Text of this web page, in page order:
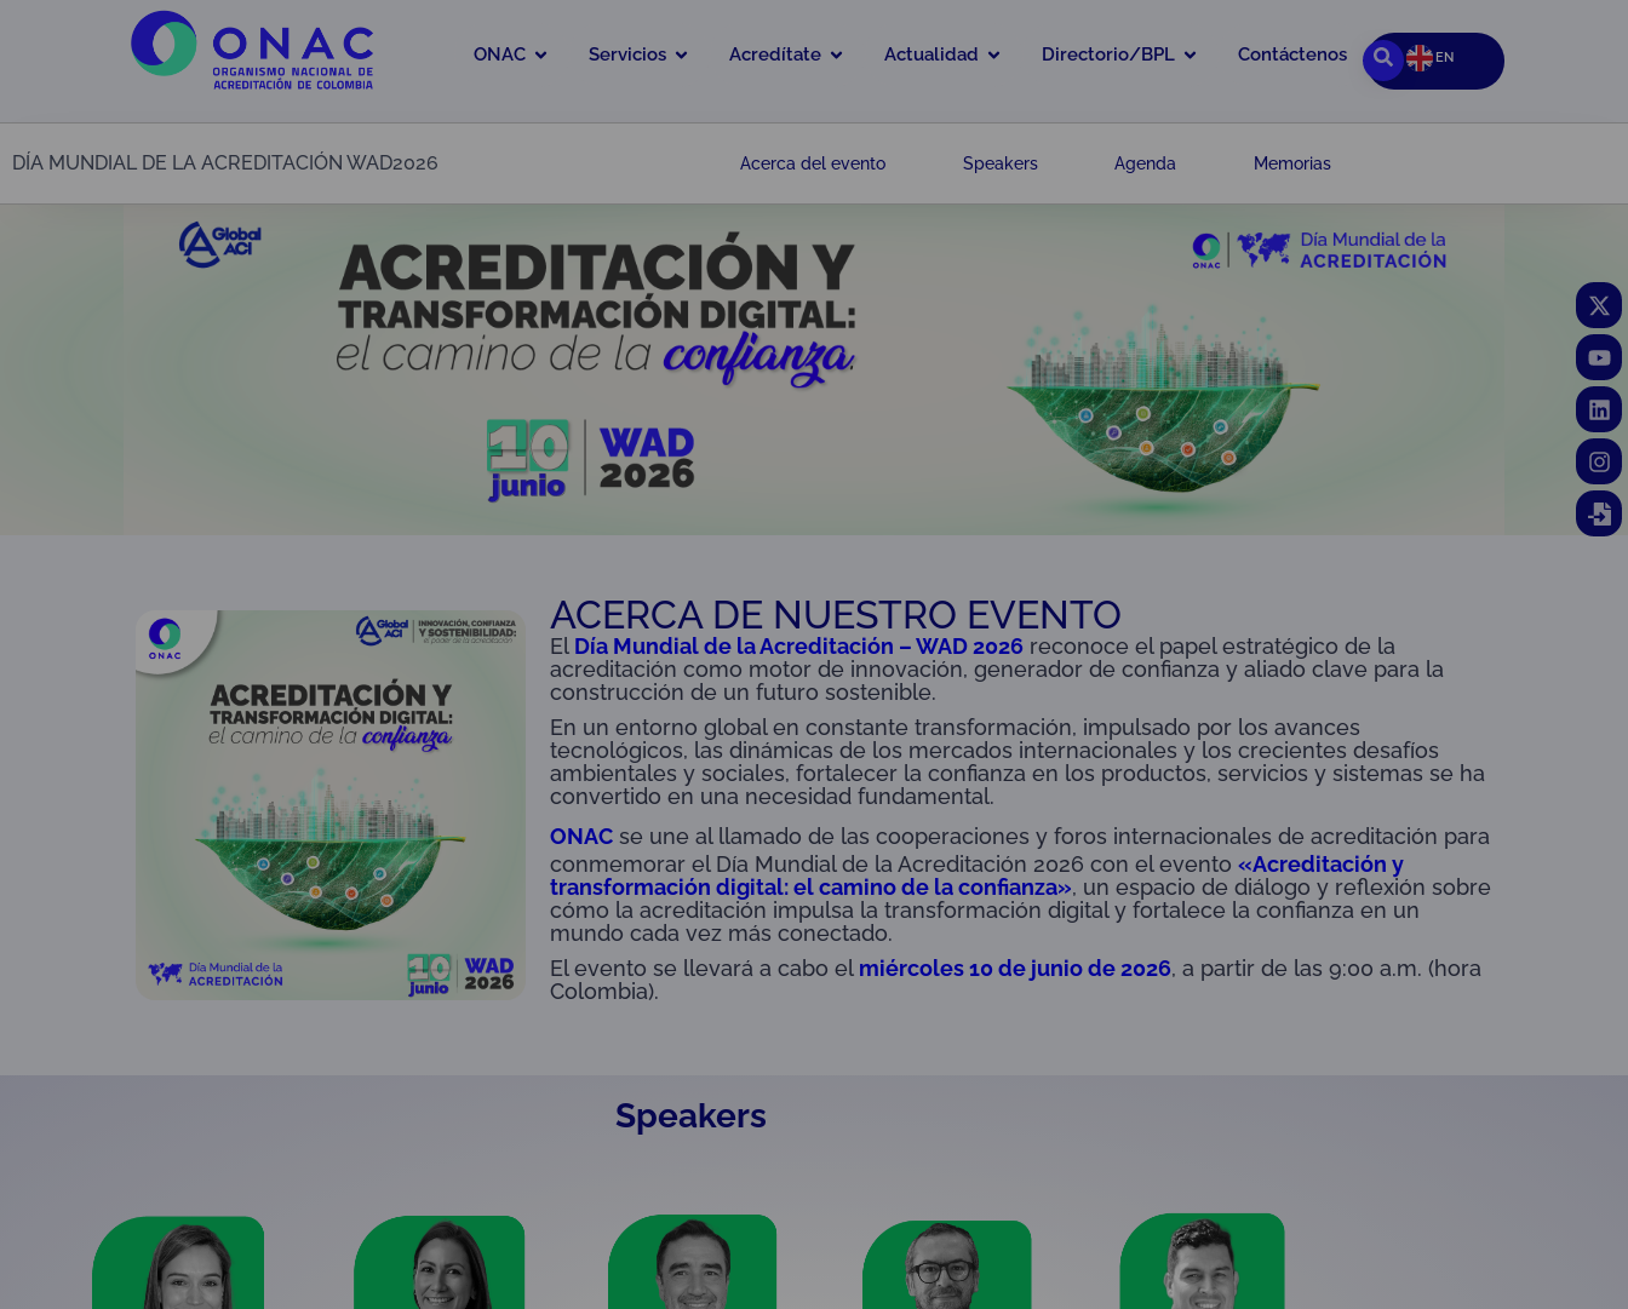
ONAC Servicios Acredítate Actualidad Directorio/BPL Contáctenos EN
DÍA MUNDIAL DE LA ACREDITACIÓN WAD2026 Acerca del evento Speakers Agenda Memorias
ACERCA DE NUESTRO EVENTO
El Día Mundial de la Acreditación – WAD 2026 reconoce el papel estratégico de la
acreditación como motor de innovación, generador de confianza y aliado clave para la
construcción de un futuro sostenible.
En un entorno global en constante transformación, impulsado por los avances
tecnológicos, las dinámicas de los mercados internacionales y los crecientes desafíos
ambientales y sociales, fortalecer la confianza en los productos, servicios y sistemas se ha
convertido en una necesidad fundamental.
ONAC se une al llamado de las cooperaciones y foros internacionales de acreditación para
conmemorar el Día Mundial de la Acreditación 2026 con el evento «Acreditación y
transformación digital: el camino de la confianza», un espacio de diálogo y reflexión sobre
cómo la acreditación impulsa la transformación digital y fortalece la confianza en un
mundo cada vez más conectado.
El evento se llevará a cabo el miércoles 10 de junio de 2026, a partir de las 9:00 a.m. (hora
Colombia).
Speakers